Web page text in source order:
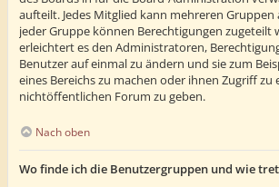
aufteilt. Jedes Mitglied kann mehreren
jeder Gruppe können Berechtigungen zugeteilt
erleichtert es den Administratoren,
Benutzer auf einmal zu ändern und sie zum
eines Bereichs zu machen oder ihnen Zugriff zu
nichtöffentlichen Forum zu geben.
Nach oben
Wo finde ich die Benutzergruppen und wie